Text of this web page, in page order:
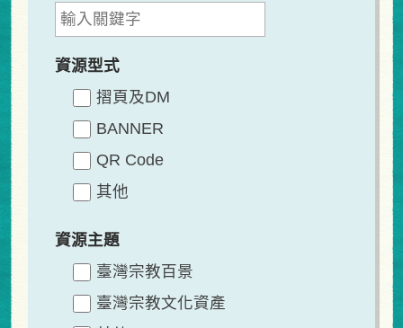
資源型式
摺頁及DM
BANNER
QR Code
其他
資源主題
臺灣宗教百景
臺灣宗教文化資產